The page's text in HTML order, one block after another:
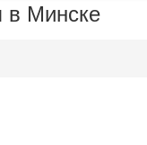
в Минске